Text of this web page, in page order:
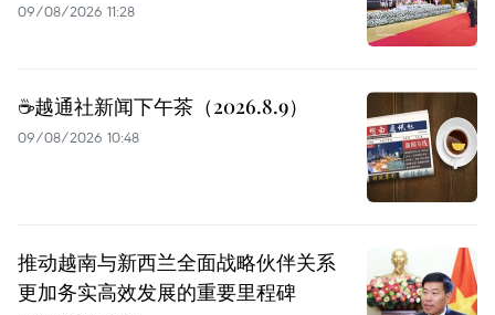
09/08/2026 11:28
☕️越通社新闻下午茶（2026.8.9）
09/08/2026 10:48
推动越南与新西兰全面战略伙伴关系
更加务实高效发展的重要里程碑